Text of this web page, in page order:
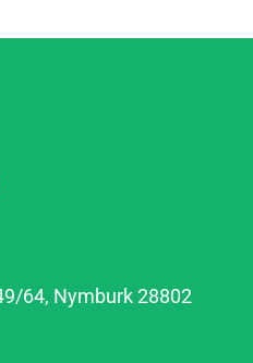
64, Nymburk 28802